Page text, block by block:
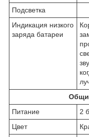
Подсветка
Индикация низкого
заряда батареи
Питание
2
Цвет